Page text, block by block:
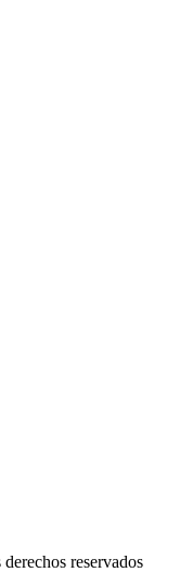
reservados